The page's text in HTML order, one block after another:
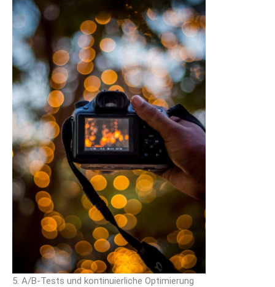
5. A/B-Tests und kontinuierliche Optimierung